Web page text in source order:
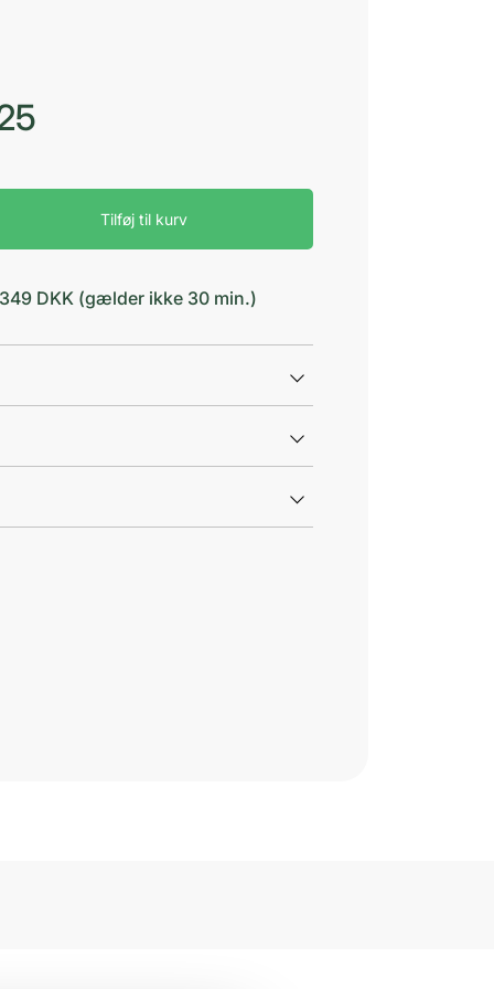
Tilføj til kurv
DKK (gælder ikke 30 min.)